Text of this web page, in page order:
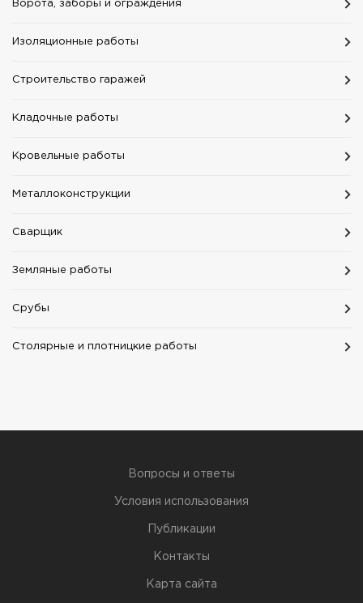
Ворота, заборы и ограждения
Изоляционные работы
Строительство гаражей
Кладочные работы
Кровельные работы
Mеталлоконструкции
Сварщик
Земляные работы
Срубы
Столярные и плотницкие работы
Вопросы и ответы
Условия использования
Публикации
Контакты
Карта сайта